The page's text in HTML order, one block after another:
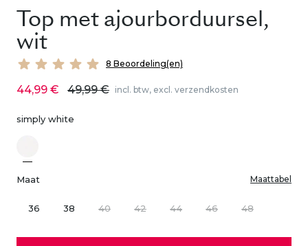
Top met ajourborduursel,
wit
8 Beoordeling(en)
44,99 € 49,99 € incl. btw, excl. verzendkosten
simply white
Maat Maattabel
36 38 40 42 44 46 48